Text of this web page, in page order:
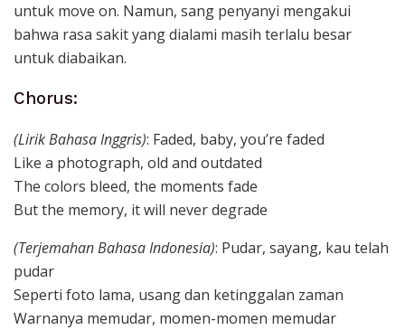
untuk move on. Namun, sang penyanyi mengakui
bahwa rasa sakit yang dialami masih terlalu besar
untuk diabaikan.
Chorus:
(Lirik Bahasa Inggris): Faded, baby, you’re faded
Like a photograph, old and outdated
The colors bleed, the moments fade
But the memory, it will never degrade
(Terjemahan Bahasa Indonesia): Pudar, sayang, kau telah
pudar
Seperti foto lama, usang dan ketinggalan zaman
Warnanya memudar, momen-momen memudar